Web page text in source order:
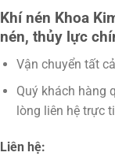
Khí nén Khoa
nén, thủy lực
Vận chuyển tất
Quý khách hàng
lòng liên hệ trực
Liên hệ: